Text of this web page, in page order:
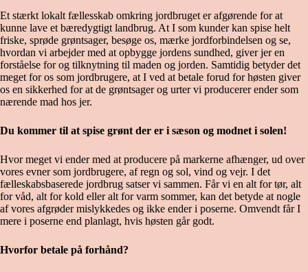
Et stærkt lokalt fællesskab omkring jordbruget er afgørende for at
kunne lave et bæredygtigt landbrug. At I som kunder kan spise helt
friske, sprøde grøntsager, besøge os, mærke jordforbindelsen og se,
hvordan vi arbejder med at opbygge jordens sundhed, giver jer en
forståelse for og tilknytning til maden og jorden. Samtidig betyder det
meget for os som jordbrugere, at I ved at betale forud for høsten giver
os en sikkerhed for at de grøntsager og urter vi producerer ender som
nærende mad hos jer.
Du kommer til at spise grønt der er i sæson og modnet i solen!
Hvor meget vi ender med at producere på markerne afhænger, ud over
vores evner som jordbrugere, af regn og sol, vind og vejr. I det
fælleskabsbaserede jordbrug satser vi sammen. Får vi en alt for tør, alt
for våd, alt for kold eller alt for varm sommer, kan det betyde at nogle
af vores afgrøder mislykkedes og ikke ender i poserne. Omvendt får I
mere i poserne end planlagt, hvis høsten går godt.
Hvorfor betale på forhånd?